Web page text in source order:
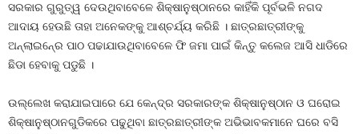
ସରକାର ଗୁରୁତ୍ୱ ଦେଉଥିବାବେଳେ ଶିକ୍ଷାନୁଷ୍ଠାନରେ କାହିଁକି ପୂର୍ବଭଳି ନଗଦ
ଆଦାୟ ହେଉଛି ତାହା ଅନେକଙ୍କୁ ଆଶ୍ଚର୍ଯ୍ୟ କରିଛି । ଛାତ୍ରଛାତ୍ରୀଙ୍କୁ
ଅନ୍‍ଲାଇନ୍‍ରେ ପାଠ ପଢାଯାଉଥିବାବେଳେ ଫି ଜମା ପାଇଁ କିନ୍ତୁ କଲେଜ ଆସି ଧାଡିରେ
ଛିଡା ହେବାକୁ ପଡୁଛି ।
ଉଲ୍ଲେଖ କରାଯାଇପାରେ ଯେ କେନ୍ଦ୍ର ସରକାରଙ୍କ ଶିକ୍ଷାନୁଷ୍ଠାନ ଓ ଘରୋଇ
ଶିକ୍ଷାନୁଷ୍ଠାନଗୁଡିକରେ ପଢୁଥିବା ଛାତ୍ରଛାତ୍ରୀଙ୍କ ଅଭିଭାବକମାନେ ଘରେ ବସି